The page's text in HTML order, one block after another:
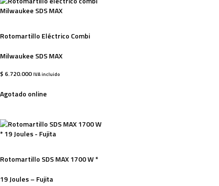
Rotomartillo Eléctrico Combi
Milwaukee SDS MAX
$ 6.720.000 IVA incluido
Agotado online
Rotomartillo SDS MAX 1700 W *
19 Joules – Fujita